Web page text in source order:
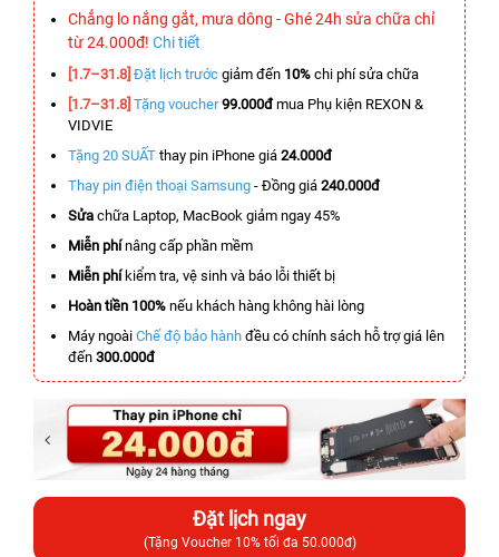
Chẳng lo nắng gắt, mưa dông - Ghé 24h sửa chữa chỉ
từ 24.000đ! Chi tiết
[1.7–31.8] Đặt lịch trước giảm đến 10% chi phí sửa chữa
[1.7–31.8] Tặng voucher 99.000đmua Phụ kiện REXON &
VIDVIE
Tặng 20 SUẤT thay pin iPhone giá 24.000đ
Thay pin điện thoại Samsung - Đồng giá 240.000đ
Sửa chữa Laptop, MacBook giảm ngay 45%
Miễn phínâng cấp phần mềm
Miễn phíkiểm tra, vệ sinh và báo lỗi thiết bị
Hoàn tiền 100% nếu khách hàng không hài lòng
Máy ngoài Chế độ bảo hành đều có chính sách hỗ trợ giá lên
đến 300.000đ
Đặt lịch ngay
(Tặng Voucher 10% tối đa 50.000đ)